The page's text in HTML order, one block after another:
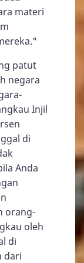
materi
patut
negara
Injil
di
Anda
orang-
oleh
di
dari